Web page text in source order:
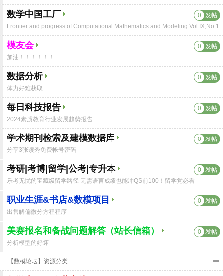
数学中国工厂 发帖
0
Frontier and progress of Computational Mathematics and Modeling Vol.IX,No.1
模友会 发帖
0
加油！！！！！！
数据分析 发帖
0
体力好难获取
每日科技报告 发帖
0
2024素质教育行业发展趋势报告
学术期刊检索及建模数据库 发帖
0
分享3张读秀免费帐号密码
考研|考博|留学|公考|专升本 发帖
0
乐考无忧的宝藏级留学路径 无需语言成绩也能冲QS前100！留学党必看
职业生涯&书店&数模项目 发帖
0
出售解偏微分方程程序
美赛报名和备战问题解答（站长信箱） 发帖
0
分析模型的好坏
【数模论坛】资源分类